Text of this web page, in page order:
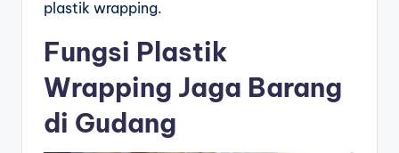
plastik wrapping.
Fungsi Plastik
Wrapping Jaga Barang
di Gudang